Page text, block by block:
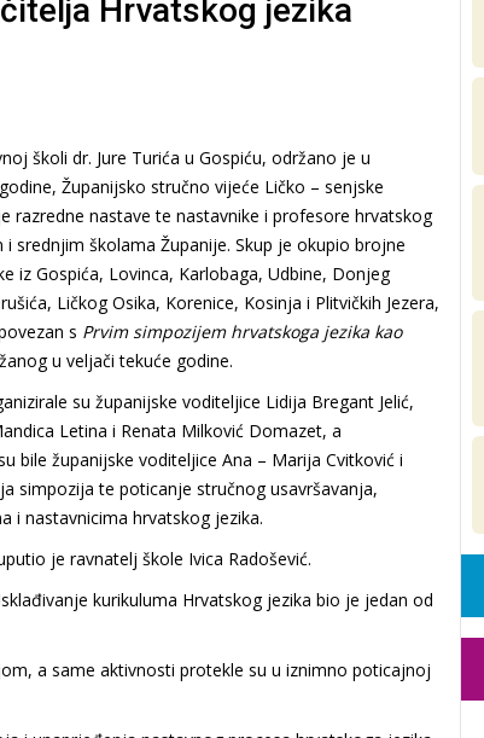
Hrvatskog jezika
školi dr. Jure Turića u Gospiću, održano je u
Županijsko stručno vijeće Ličko – senjske
razredne nastave te nastavnike i profesore hrvatskog
i srednjim školama Županije. Skup je okupio brojne
iz Gospića, Lovinca, Karlobaga, Udbine, Donjeg
Ličkog Osika, Korenice, Kosinja i Plitvičkih Jezera,
s Prvim simpozijem hrvatskoga jezika kao
u veljači tekuće godine.
su županijske voditeljice Lidija Bregant Jelić,
Letina i Renata Milković Domazet, a
bile županijske voditeljice Ana – Marija Cvitković i
simpozija te poticanje stručnog usavršavanja,
i nastavnicima hrvatskog jezika.
je ravnatelj škole Ivica Radošević.
kurikuluma Hrvatskog jezika bio je jedan od
a same aktivnosti protekle su u iznimno poticajnoj